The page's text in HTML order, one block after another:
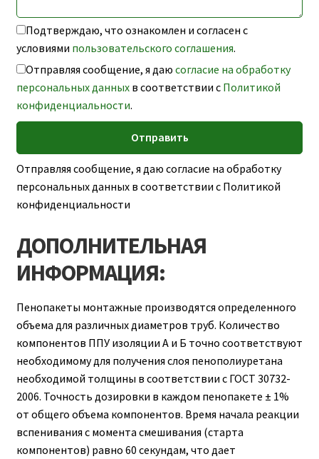
Подтверждаю, что ознакомлен и согласен с
условиями пользовательского соглашения.
Отправляя сообщение, я даю согласие на обработку
персональных данныхв соответствии с Политикой
конфиденциальности.
Отправляя сообщение, я даю согласие на обработку
персональных данных в соответствии с Политикой
конфиденциальности
ДОПОЛНИТЕЛЬНАЯ
ИНФОРМАЦИЯ:
Пенопакеты монтажные производятся определенного
объема для различных диаметров труб. Количество
компонентов ППУ изоляции А и Б точно соответствуют
необходимому для получения слоя пенополиуретана
необходимой толщины в соответствии с ГОСТ 30732-
2006. Точность дозировки в каждом пенопакете ± 1%
от общего объема компонентов. Время начала реакции
вспенивания с момента смешивания (старта
компонентов) равно 60 секундам, что дает